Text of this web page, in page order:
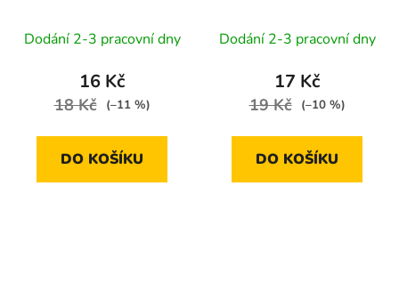
Dodání 2-3 pracovní dny
16 Kč
18 Kč (–11 %)
DO KOŠÍKU
Dodání 2-3 pracovní dny
17 Kč
19 Kč (–10 %)
DO KOŠÍKU